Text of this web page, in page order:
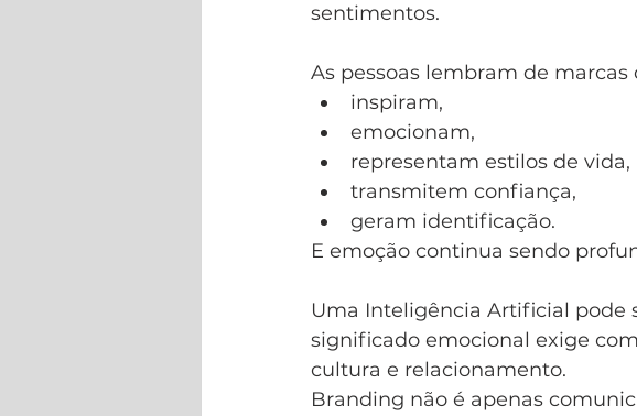
sentimentos.
As pessoas lembram de marcas
inspiram,
emocionam,
representam estilos de vida,
transmitem confiança,
geram identificação.
E emoção continua sendo
Uma Inteligência Artificial pode
significado emocional exige
cultura e relacionamento.
Branding não é apenas